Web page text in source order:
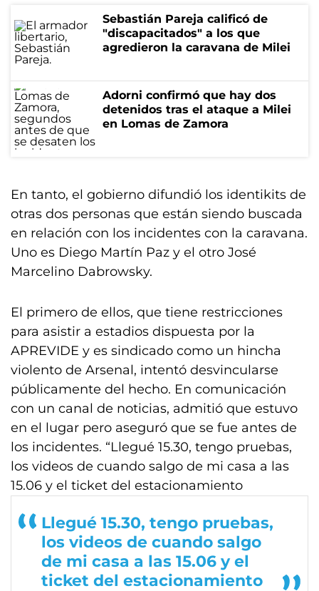
Sebastián Pareja calificó de
"discapacitados" a los que
agredieron la caravana de Milei
Adorni confirmó que hay dos
detenidos tras el ataque a Milei
en Lomas de Zamora
En tanto, el gobierno difundió los identikits de
otras dos personas que están siendo buscada
en relación con los incidentes con la caravana.
Uno es Diego Martín Paz y el otro José
Marcelino Dabrowsky.
El primero de ellos, que tiene restricciones
para asistir a estadios dispuesta por la
APREVIDE y es sindicado como un hincha
violento de Arsenal, intentó desvincularse
públicamente del hecho. En comunicación
con un canal de noticias, admitió que estuvo
en el lugar pero aseguró que se fue antes de
los incidentes. “Llegué 15.30, tengo pruebas,
los videos de cuando salgo de mi casa a las
15.06 y el ticket del estacionamiento
Llegué 15.30, tengo pruebas,
los videos de cuando salgo
de mi casa a las 15.06 y el
ticket del estacionamiento